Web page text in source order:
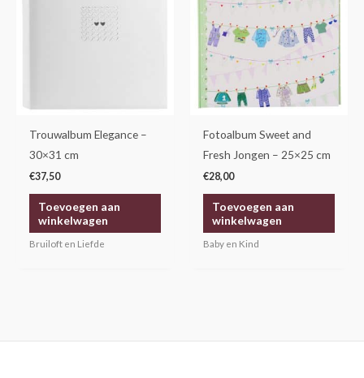
Trouwalbum Elegance –
30×31 cm
€37,50
Toevoegen aan
winkelwagen
Bruiloft en Liefde
Fotoalbum Sweet and
Fresh Jongen – 25×25 cm
€28,00
Toevoegen aan
winkelwagen
Baby en Kind